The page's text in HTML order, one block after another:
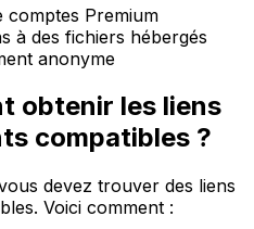
comptes Premium
à des fichiers hébergés
anonyme
obtenir les liens
compatibles ?
devez trouver des liens
Voici comment :